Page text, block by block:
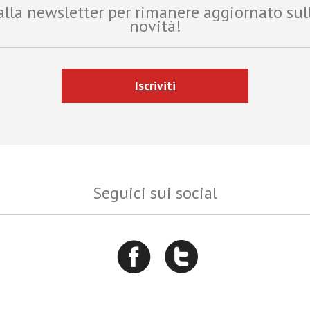
newsletter per rimanere aggiornato
novità!
Iscriviti
Seguici sui social